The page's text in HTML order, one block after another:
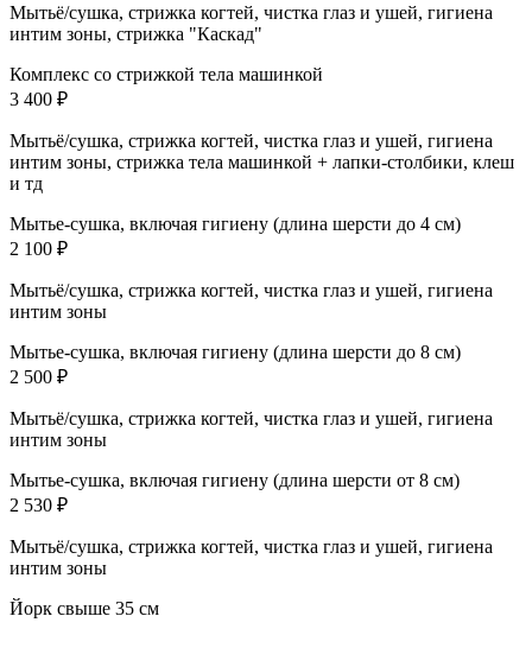
Мытьё/сушка, стрижка когтей, чистка глаз и ушей, гигиена
интим зоны, стрижка "Каскад"
Комплекс со стрижкой тела машинкой
3 400 ₽
Мытьё/сушка, стрижка когтей, чистка глаз и ушей, гигиена
интим зоны, стрижка тела машинкой + лапки-столбики, клеш
и тд
Мытье-сушка, включая гигиену (длина шерсти до 4 см)
2 100 ₽
Мытьё/сушка, стрижка когтей, чистка глаз и ушей, гигиена
интим зоны
Мытье-сушка, включая гигиену (длина шерсти до 8 см)
2 500 ₽
Мытьё/сушка, стрижка когтей, чистка глаз и ушей, гигиена
интим зоны
Мытье-сушка, включая гигиену (длина шерсти от 8 см)
2 530 ₽
Мытьё/сушка, стрижка когтей, чистка глаз и ушей, гигиена
интим зоны
Йорк свыше 35 см